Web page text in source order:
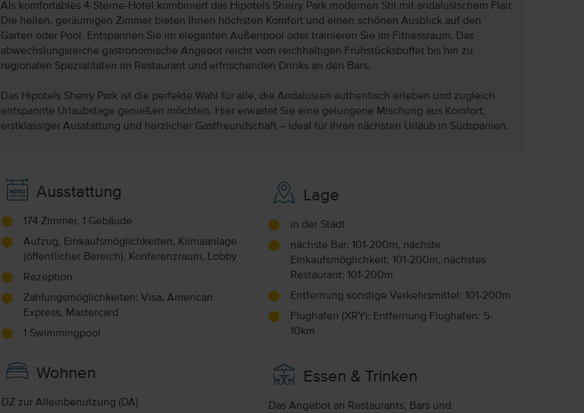
Als komfortables 4-Sterne-Hotel kombiniert das Hipotels Sherry Park modernen Stil mit andalusischem Flair.
Die hellen, geräumigen Zimmer bieten Ihnen höchsten Komfort und einen schönen Ausblick auf den
Garten oder Pool. Entspannen Sie im eleganten Außenpool oder trainieren Sie im Fitnessraum. Das
abwechslungsreiche gastronomische Angebot reicht vom reichhaltigen Frühstücksbuffet bis hin zu
regionalen Spezialitäten im Restaurant und erfrischenden Drinks an den Bars.
Das Hipotels Sherry Park ist die perfekte Wahl für alle, die Andalusien authentisch erleben und zugleich
entspannte Urlaubstage genießen möchten. Hier erwartet Sie eine gelungene Mischung aus Komfort,
erstklassiger Ausstattung und herzlicher Gastfreundschaft – ideal für Ihren nächsten Urlaub in Südspanien.
Ausstattung
174 Zimmer, 1 Gebäude
Aufzug, Einkaufsmöglichkeiten, Klimaanlage
(öffentlicher Bereich), Konferenzraum, Lobby
Rezeption
Zahlungsmöglichkeiten: Visa, American
Express, Mastercard
1 Swimmingpool
Lage
in der Stadt
nächste Bar: 101-200m, nächste
Einkaufsmöglichkeit: 101-200m, nächstes
Restaurant: 101-200m
Entfernung sonstige Verkehrsmittel: 101-200m
Flughafen (XRY): Entfernung Flughafen: 5-
10km
Wohnen
DZ zur Alleinbenutzung (DA)
Essen & Trinken
Das Angebot an Restaurants, Bars und